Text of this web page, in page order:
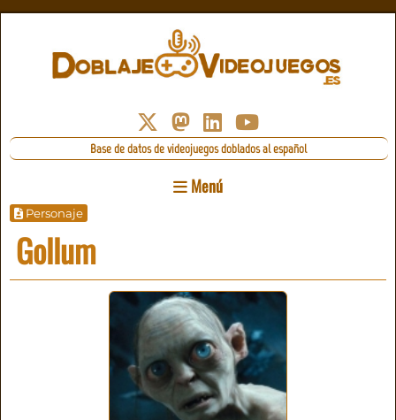
Base de datos de videojuegos doblados al español
Menú
Personaje
Gollum